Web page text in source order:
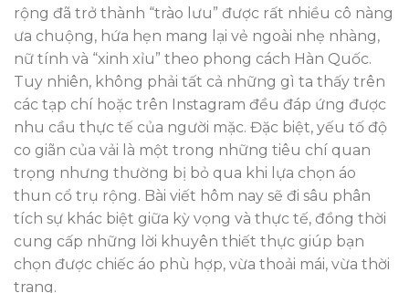
rộng đã trở thành “trào lưu” được rất nhiều cô nàng
ưa chuộng, hứa hẹn mang lại vẻ ngoài nhẹ nhàng,
nữ tính và “xinh xỉu” theo phong cách Hàn Quốc.
Tuy nhiên, không phải tất cả những gì ta thấy trên
các tạp chí hoặc trên Instagram đều đáp ứng được
nhu cầu thực tế của người mặc. Đặc biệt, yếu tố độ
co giãn của vải là một trong những tiêu chí quan
trọng nhưng thường bị bỏ qua khi lựa chọn áo
thun cổ trụ rộng. Bài viết hôm nay sẽ đi sâu phân
tích sự khác biệt giữa kỳ vọng và thực tế, đồng thời
cung cấp những lời khuyên thiết thực giúp bạn
chọn được chiếc áo phù hợp, vừa thoải mái, vừa thời
trang.